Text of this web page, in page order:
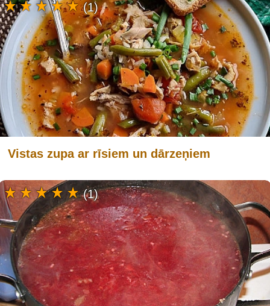
Vistas zupa ar rīsiem un dārzeņiem
(1)
(1)